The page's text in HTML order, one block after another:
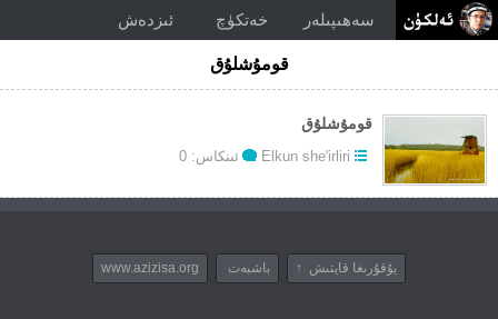
سەھىپىلەر خەتكۈچ ئىزدەش
قومۇشلۇق
قومۇشلۇق
Elkun she'irliri ئىنكاس: 0
يۇقۇرىغا قايتىش ↑ باشبەت www.azizisa.org